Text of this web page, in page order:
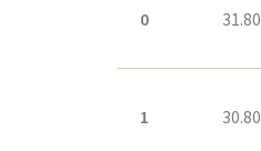
0 31.80
1 30.80